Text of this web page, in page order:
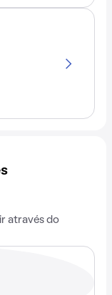
através do